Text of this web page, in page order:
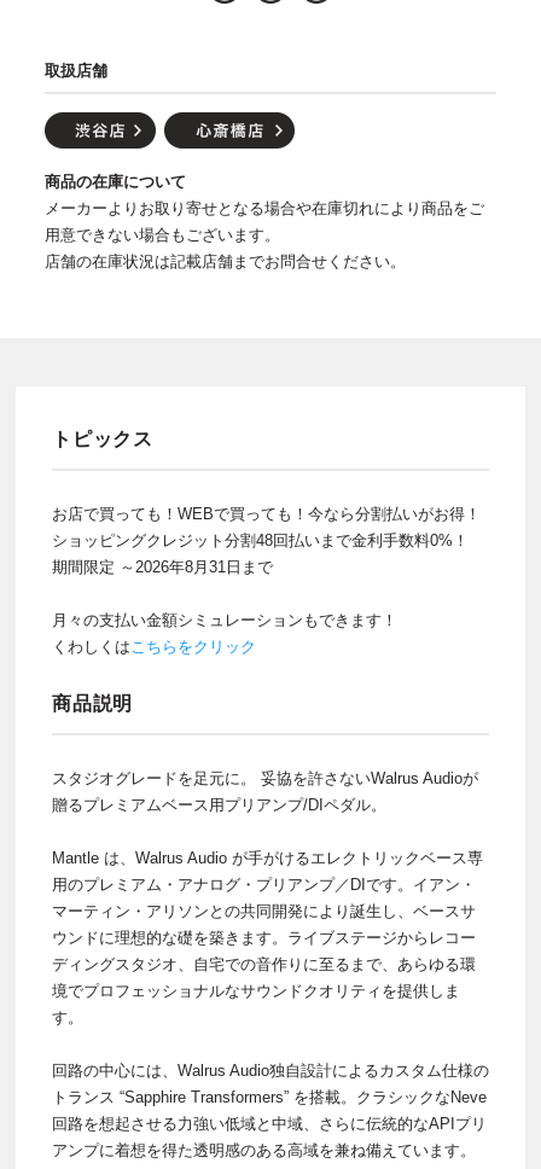
取扱店舗
商品の在庫について
メーカーよりお取り寄せとなる場合や在庫切れにより商品をご
用意できない場合もございます。
店舗の在庫状況は記載店舗までお問合せください。
トピックス
お店で買っても！WEBで買っても！今なら分割払いがお得！
ショッピングクレジット分割48回払いまで金利手数料0%！
期間限定 ～2026年8月31日まで
月々の支払い金額シミュレーションもできます！
くわしくはこちらをクリック
商品説明
スタジオグレードを足元に。 妥協を許さないWalrus Audioが
贈るプレミアムベース用プリアンプ/DIペダル。
Mantle は、Walrus Audio が手がけるエレクトリックベース専
用のプレミアム・アナログ・プリアンプ／DIです。イアン・
マーティン・アリソンとの共同開発により誕生し、ベースサ
ウンドに理想的な礎を築きます。ライブステージからレコー
ディングスタジオ、自宅での音作りに至るまで、あらゆる環
境でプロフェッショナルなサウンドクオリティを提供しま
す。
回路の中心には、Walrus Audio独自設計によるカスタム仕様の
トランス “Sapphire Transformers” を搭載。クラシックなNeve
回路を想起させる力強い低域と中域、さらに伝統的なAPIプリ
アンプに着想を得た透明感のある高域を兼ね備えています。